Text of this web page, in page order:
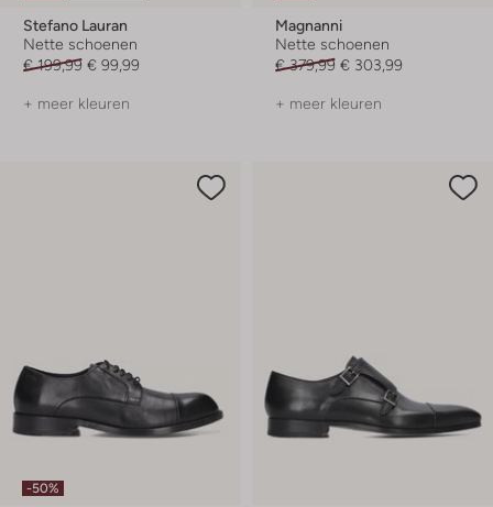
Stefano Lauran
Nette schoenen
€ 199,99 € 99,99
+ meer kleuren
Magnanni
Nette schoenen
€ 379,99 € 303,99
+ meer kleuren
-50%